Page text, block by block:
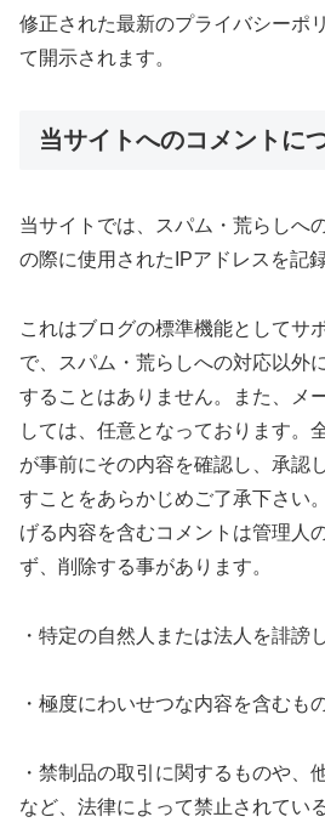
修正された最新のプライバシーポ
て開示されます。
当サイトへのコメントに
当サイトでは、スパム・荒らしへ
の際に使用されたIPアドレスを記
これはブログの標準機能としてサ
で、スパム・荒らしへの対応以外
することはありません。また、メ
しては、任意となっております。
が事前にその内容を確認し、承認
すことをあらかじめご了承下さい
げる内容を含むコメントは管理人
ず、削除する事があります。
・特定の自然人または法人を誹謗
・極度にわいせつな内容を含むもの
・禁制品の取引に関するものや、
など、法律によって禁止されてい